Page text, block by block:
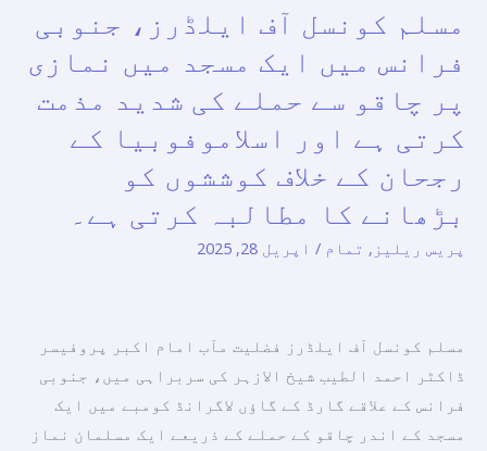
سیمینار۔
مسلم کونسل آف ایلڈرز، جنوبی
فرانس میں ایک مسجد میں نمازی
پر چاقو سے حملے کی شدید مذمت
کرتی ہے اور اسلاموفوبیا کے
رجحان کے خلاف کوششوں کو
بڑھانے کا مطالبہ کرتی ہے۔
پریس ریلیز , تمام / اپریل 28, 2025
مسلم کونسل آف ایلڈرز فضلیت مآب امام اکبر پروفیسر
ڈاکٹر احمد الطیب شیخ الازہر کی سربراہی میں، جنوبی
فرانس کے علاقے گارڈ کے گاؤں لاگرانڈ کومبے میں ایک
مسجد کے اندر چاقو کے حملے کے ذریعے ایک مسلمان نماز
آف
ایلڈرز،
جنوبی
میں
ایک
مسجد
چاقو